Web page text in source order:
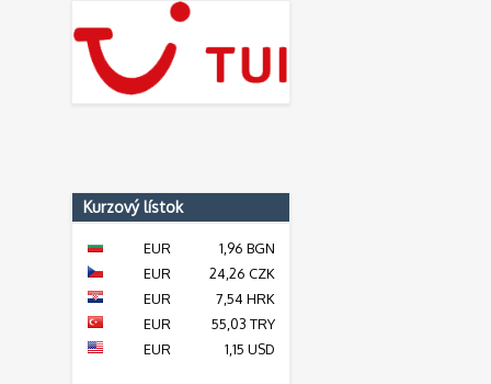
Kurzový lístok
EUR
1,96 BGN
EUR
24,26 CZK
EUR
7,54 HRK
EUR
55,03 TRY
EUR
1,15 USD